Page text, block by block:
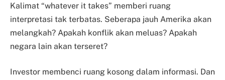
Kalimat “whatever it takes” memberi ruang
interpretasi tak terbatas. Seberapa jauh Amerika akan
melangkah? Apakah konflik akan meluas? Apakah
negara lain akan terseret?
Investor membenci ruang kosong dalam informasi. Dan